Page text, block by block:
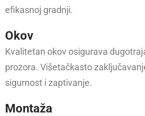
efikasnoj gradnji.
Okov
Kvalitetan okov osigurava
prozora. Višetačkasto
sigurnost i zaptivanje.
Montaža